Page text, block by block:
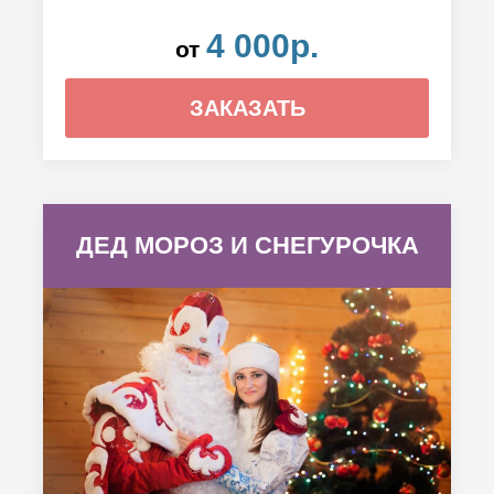
от 4 000р.
ЗАКАЗАТЬ
ДЕД МОРОЗ И СНЕГУРОЧКА